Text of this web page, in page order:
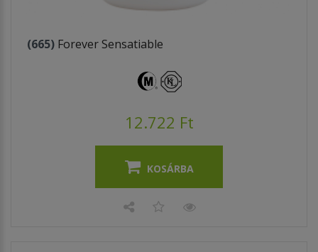
(665) Forever Sensatiable
12.722 Ft
KOSÁRBA